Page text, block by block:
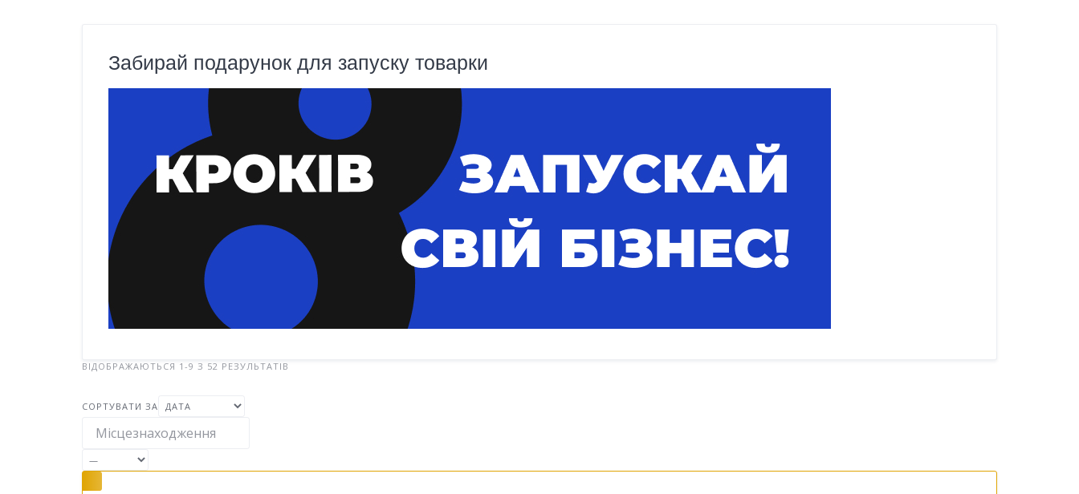
Забирай подарунок для запуску товарки
ВІДОБРАЖАЮТЬСЯ 1-9 З 52 РЕЗУЛЬТАТІВ
СОРТУВАТИ ЗА